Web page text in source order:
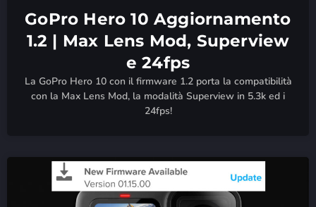
GoPro Hero 10 Aggiornamento
1.2 | Max Lens Mod, Superview
e 24fps
La GoPro Hero 10 con il firmware 1.2 porta la compatibilità
con la Max Lens Mod, la modalità Superview in 5.3k ed i
24fps!